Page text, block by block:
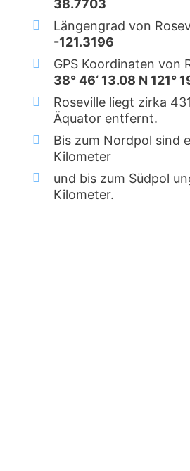
38.7703
Längengrad von
-121.3196
GPS Koordinaten von
38° 46‘ 13.08 N 121°
Roseville liegt zirka
Äquator entfernt.
Bis zum Nordpol sind
Kilometer
und bis zum Südpol
Kilometer.